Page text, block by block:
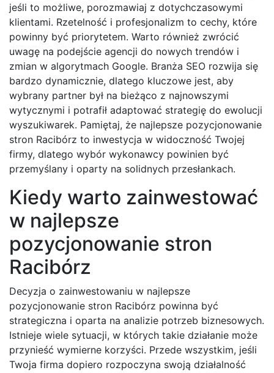
jeśli to możliwe, porozmawiaj z dotychczasowymi
klientami. Rzetelność i profesjonalizm to cechy, które
powinny być priorytetem. Warto również zwrócić
uwagę na podejście agencji do nowych trendów i
zmian w algorytmach Google. Branża SEO rozwija się
bardzo dynamicznie, dlatego kluczowe jest, aby
wybrany partner był na bieżąco z najnowszymi
wytycznymi i potrafił adaptować strategię do ewolucji
wyszukiwarek. Pamiętaj, że najlepsze pozycjonowanie
stron Racibórz to inwestycja w widoczność Twojej
firmy, dlatego wybór wykonawcy powinien być
przemyślany i oparty na solidnych przesłankach.
Kiedy warto zainwestować
w najlepsze
pozycjonowanie stron
Racibórz
Decyzja o zainwestowaniu w najlepsze
pozycjonowanie stron Racibórz powinna być
strategiczna i oparta na analizie potrzeb biznesowych.
Istnieje wiele sytuacji, w których takie działanie może
przynieść wymierne korzyści. Przede wszystkim, jeśli
Twoja firma dopiero rozpoczyna swoją działalność